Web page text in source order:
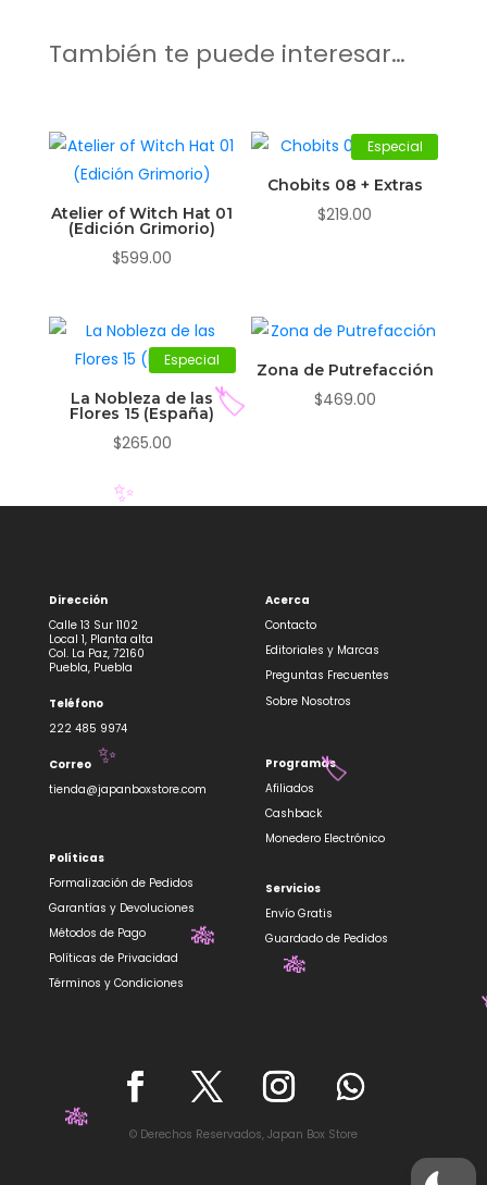
También te puede interesar…
Atelier of Witch Hat 01
(Edición Grimorio)
$599.00
Especial
Chobits 08 + Extras
$219.00
Especial
La Nobleza de las
Flores 15 (España)
$265.00
Zona de Putrefacción
$469.00
Dirección
Calle 13 Sur 1102
Local 1, Planta alta
Col. La Paz, 72160
Puebla, Puebla
Teléfono
222 485 9974
Correo
tienda@japanboxstore.com
Políticas
Formalización de Pedidos
Garantías y Devoluciones
Métodos de Pago
Políticas de Privacidad
Términos y Condiciones
Acerca
Contacto
Editoriales y Marcas
Preguntas Frecuentes
Sobre Nosotros
Programas
Afiliados
Cashback
Monedero Electrónico
Servicios
Envío Gratis
Guardado de Pedidos
© Derechos Reservados, Japan Box Store
🏷️